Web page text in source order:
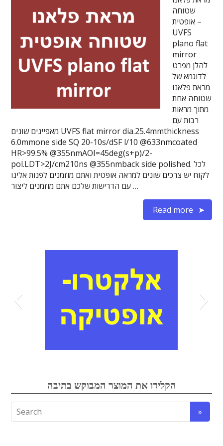
שטוחה
אופטית –
UVFS
plano flat
mirror
להלן מפרט
לדוגמא של
מראת פלאנו
שטוחה אחת
מתוך מראות
רבות עם
מאפיינים שונים UVFS flat mirror dia.25.4mmthickness
6.0mmone side SQ 20-10s/dSF l/10 @633nmcoated
HR>99.5% @355nmAOI=45deg(s+p)/2-
pol.LDT>2J/cm210ns @355nmback side polished. לכל
לקוח יש צרכים שונים למראה אופטית ואתם מוזמנים לפנות אלינו
עם הדרישות שלכם אתם מוזמנים ליצור …
Read more
הקלידו את המוצר המבוקש בתיבה